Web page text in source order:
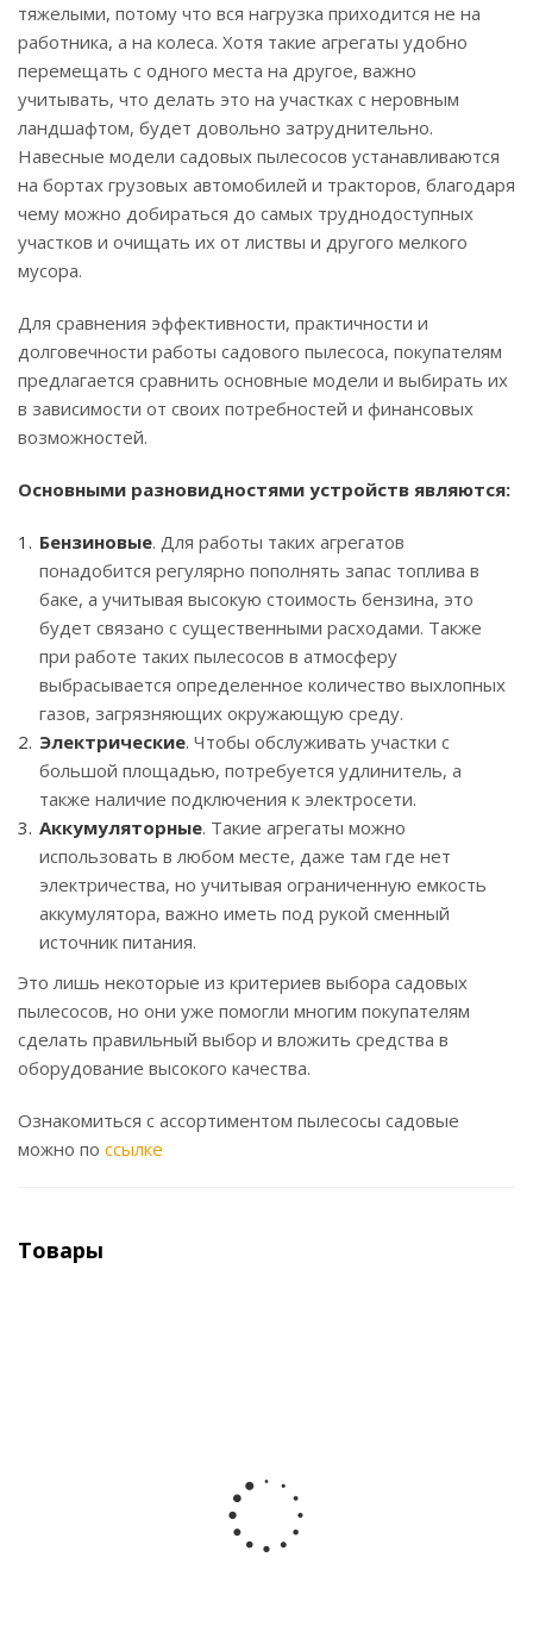
тяжелыми, потому что вся нагрузка приходится не на
работника, а на колеса. Хотя такие агрегаты удобно
перемещать с одного места на другое, важно
учитывать, что делать это на участках с неровным
ландшафтом, будет довольно затруднительно.
Навесные модели садовых пылесосов устанавливаются
на бортах грузовых автомобилей и тракторов, благодаря
чему можно добираться до самых труднодоступных
участков и очищать их от листвы и другого мелкого
мусора.
Для сравнения эффективности, практичности и
долговечности работы садового пылесоса, покупателям
предлагается сравнить основные модели и выбирать их
в зависимости от своих потребностей и финансовых
возможностей.
Основными разновидностями устройств являются:
Бензиновые. Для работы таких агрегатов
понадобится регулярно пополнять запас топлива в
баке, а учитывая высокую стоимость бензина, это
будет связано с существенными расходами. Также
при работе таких пылесосов в атмосферу
выбрасывается определенное количество выхлопных
газов, загрязняющих окружающую среду.
Электрические. Чтобы обслуживать участки с
большой площадью, потребуется удлинитель, а
также наличие подключения к электросети.
Аккумуляторные. Такие агрегаты можно
использовать в любом месте, даже там где нет
электричества, но учитывая ограниченную емкость
аккумулятора, важно иметь под рукой сменный
источник питания.
Это лишь некоторые из критериев выбора садовых
пылесосов, но они уже помогли многим покупателям
сделать правильный выбор и вложить средства в
оборудование высокого качества.
Ознакомиться с ассортиментом пылесосы садовые
можно по ссылке
Товары